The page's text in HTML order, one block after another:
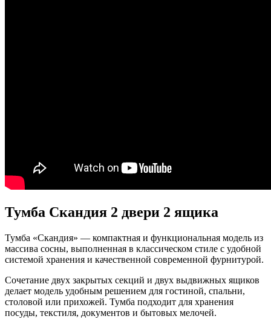
Тумба Скандия 2 двери 2 ящика
Тумба «Скандия» — компактная и функциональная модель из
массива сосны, выполненная в классическом стиле с удобной
системой хранения и качественной современной фурнитурой.
Сочетание двух закрытых секций и двух выдвижных ящиков
делает модель удобным решением для гостиной, спальни,
столовой или прихожей. Тумба подходит для хранения
посуды, текстиля, документов и бытовых мелочей.